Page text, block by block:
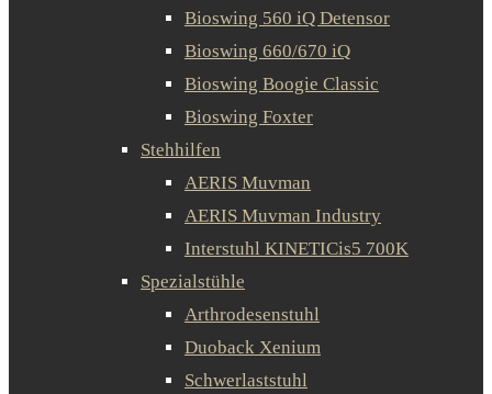
Bioswing 560 iQ Detensor
Bioswing 660/670 iQ
Bioswing Boogie Classic
Bioswing Foxter
Stehhilfen
AERIS Muvman
AERIS Muvman Industry
Interstuhl KINETICis5 700K
Spezialstühle
Arthrodesenstuhl
Duoback Xenium
Schwerlaststuhl